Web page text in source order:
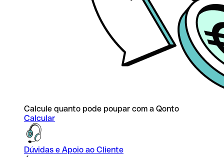
Calcule quanto pode poupar com a Qonto
Calcular
Dúvidas e Apoio ao Cliente